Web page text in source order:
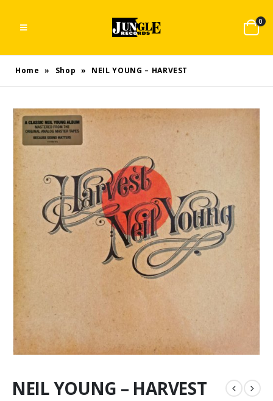
0
Home » Shop » NEIL YOUNG – HARVEST
NEIL YOUNG – HARVEST